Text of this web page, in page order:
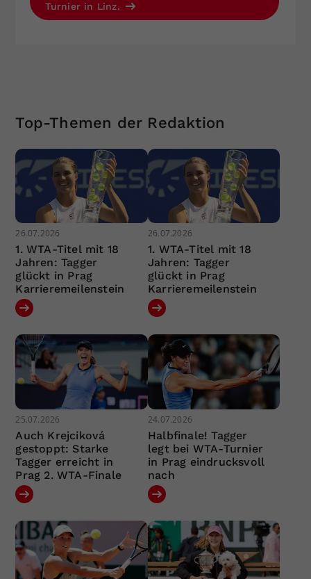
Turnier in Linz.
Top-Themen der Redaktion
26.07.2026
1. WTA-Titel mit 18
Jahren: Tagger
glückt in Prag
Karrieremeilenstein
26.07.2026
1. WTA-Titel mit 18
Jahren: Tagger
glückt in Prag
Karrieremeilenstein
25.07.2026
Auch Krejciková
gestoppt: Starke
Tagger erreicht in
Prag 2. WTA-Finale
24.07.2026
Halbfinale! Tagger
legt bei WTA-Turnier
in Prag eindrucksvoll
nach